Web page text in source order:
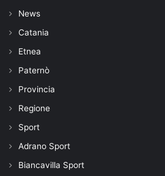
News
Catania
Etnea
Paternò
Provincia
Regione
Sport
Adrano Sport
Biancavilla Sport